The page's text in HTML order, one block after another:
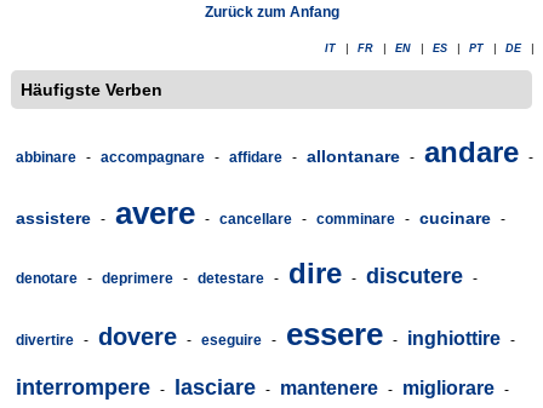
Zurück zum Anfang
IT FR EN ES PT DE
Häufigste Verben
abbinare - accompagnare - affidare - allontanare - andare -
assistere - avere - cancellare - comminare - cucinare -
denotare - deprimere - detestare - dire - discutere -
divertire - dovere - eseguire - essere - inghiottire -
interrompere - lasciare - mantenere - migliorare -